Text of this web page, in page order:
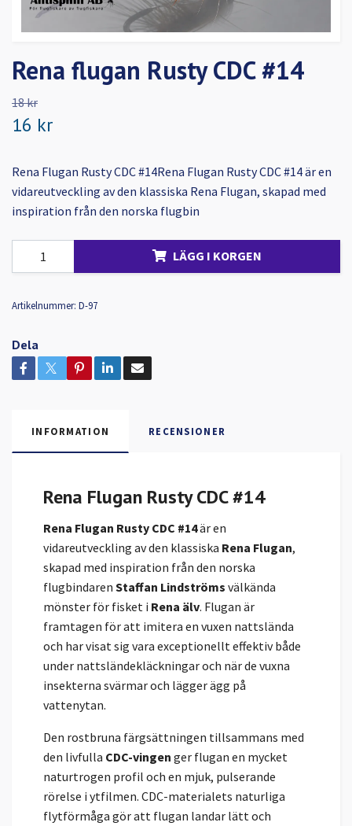
Rena flugan Rusty CDC #14
18 kr
16 kr
Rena Flugan Rusty CDC #14Rena Flugan Rusty CDC #14 är en
vidareutveckling av den klassiska Rena Flugan, skapad med
inspiration från den norska flugbin
LÄGG I KORGEN
Artikelnummer: D-97
Dela
INFORMATION RECENSIONER
Rena Flugan Rusty CDC #14
Rena Flugan Rusty CDC #14är en
vidareutveckling av den klassiska Rena Flugan,
skapad med inspiration från den norska
flugbindaren Staffan Lindströms välkända
mönster för fisket i Rena älv. Flugan är
framtagen för att imitera en vuxen nattslända
och har visat sig vara exceptionellt effektiv både
under nattsländekläckningar och när de vuxna
insekterna svärmar och lägger ägg på
vattenytan.
Den rostbruna färgsättningen tillsammans med
den livfulla CDC-vingen ger flugan en mycket
naturtrogen profil och en mjuk, pulserande
rörelse i ytfilmen. CDC-materialets naturliga
flytförmåga gör att flugan landar lätt och